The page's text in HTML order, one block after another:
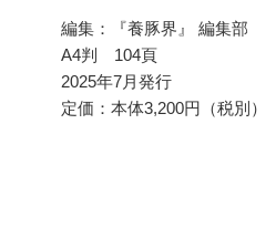
編集：『養豚界』 編集部
A4判 104頁
2025年7月発行
定価：本体3,200円（税別）